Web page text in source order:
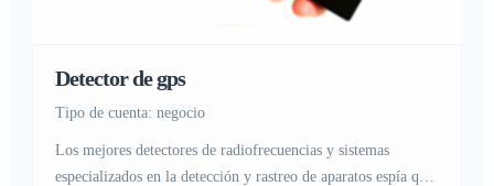
Detector de gps
tipo de cuenta: negocio
Los mejores detectores de radiofrecuencias y sistemas
especializados en la detección y rastreo de aparatos espía que